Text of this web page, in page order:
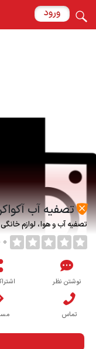
ورود
تصفیه آب
تصفیه آب و هوا لوازم خانگی
0 نظر
نوشتن نظر
تماس